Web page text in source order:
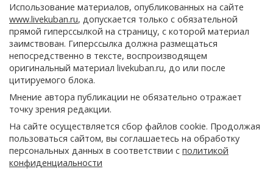
Использование материалов, опубликованных на сайте
www.livekuban.ru, допускается только с обязательной
прямой гиперссылкой на страницу, с которой материал
заимствован. Гиперссылка должна размещаться
непосредственно в тексте, воспроизводящем
оригинальный материал livekuban.ru, до или после
цитируемого блока.
Мнение автора публикации не обязательно отражает
точку зрения редакции.
На сайте осуществляется сбор файлов cookie. Продолжая
пользоваться сайтом, вы соглашаетесь на обработку
персональных данных в соответствии с политикой
конфиденциальности